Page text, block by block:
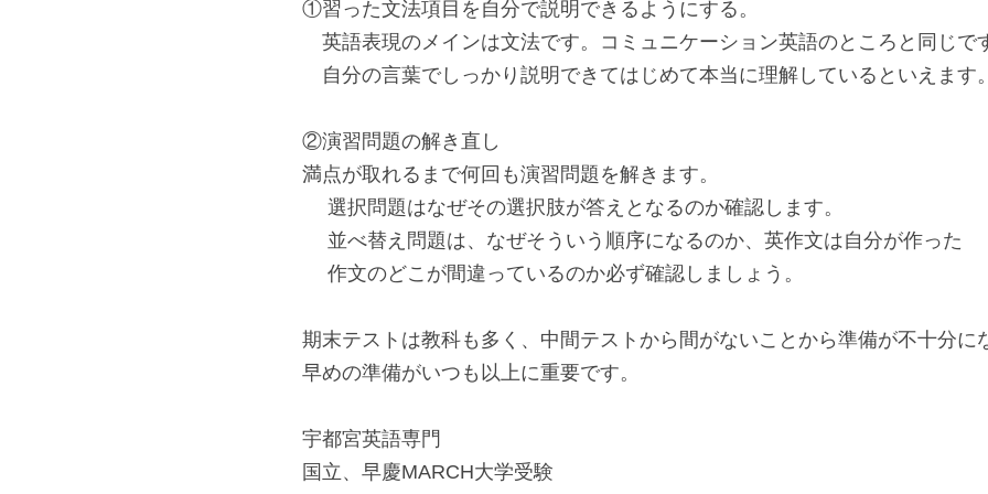
①習った文法項目を自分で説明できるようにする。
英語表現のメインは文法です。コミュニケーション英語のところと同じで
自分の言葉でしっかり説明できてはじめて本当に理解しているといえます。
②演習問題の解き直し
満点が取れるまで何回も演習問題を解きます。
選択問題はなぜその選択肢が答えとなるのか確認します。
並べ替え問題は、なぜそういう順序になるのか、英作文は自分が作った
作文のどこが間違っているのか必ず確認しましょう。
期末テストは教科も多く、中間テストから間がないことから準備が不十分に
早めの準備がいつも以上に重要です。
宇都宮英語専門
国立、早慶MARCH大学受験